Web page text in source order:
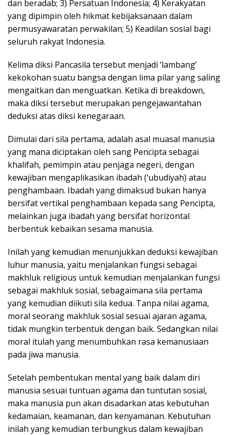
dan beradab; 3) Persatuan Indonesia; 4) Kerakyatan
yang dipimpin oleh hikmat kebijaksanaan dalam
permusyawaratan perwakilan; 5) Keadilan sosial bagi
seluruh rakyat Indonesia.
Kelima diksi Pancasila tersebut menjadi ‘lambang’
kekokohan suatu bangsa dengan lima pilar yang saling
mengaitkan dan menguatkan. Ketika di breakdown,
maka diksi tersebut merupakan pengejawantahan
deduksi atas diksi kenegaraan.
Dimulai dari sila pertama, adalah asal muasal manusia
yang mana diciptakan oleh sang Pencipta sebagai
khalifah, pemimpin atau penjaga negeri, dengan
kewajiban mengaplikasikan ibadah (‘ubudiyah) atau
penghambaan. Ibadah yang dimaksud bukan hanya
bersifat vertikal penghambaan kepada sang Pencipta,
melainkan juga ibadah yang bersifat horizontal
berbentuk kebaikan sesama manusia.
Inilah yang kemudian menunjukkan deduksi kewajiban
luhur manusia, yaitu menjalankan fungsi sebagai
makhluk religious untuk kemudian menjalankan fungsi
sebagai makhluk sosial, sebagaimana sila pertama
yang kemudian diikuti sila kedua. Tanpa nilai agama,
moral seorang makhluk sosial sesuai ajaran agama,
tidak mungkin terbentuk dengan baik. Sedangkan nilai
moral itulah yang menumbuhkan rasa kemanusiaan
pada jiwa manusia.
Setelah pembentukan mental yang baik dalam diri
manusia sesuai tuntuan agama dan tuntutan sosial,
maka manusia pun akan disadarkan atas kebutuhan
kedamaian, keamanan, dan kenyamanan. Kebutuhan
inilah yang kemudian terbungkus dalam kewajiban